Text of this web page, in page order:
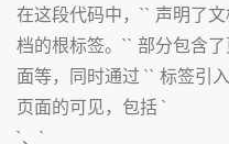
在这段代码中，`` 声明了
档的根标签。`` 部分包含
面等，同时通过 `` 标签引
页面的可见，包括 `
`、`